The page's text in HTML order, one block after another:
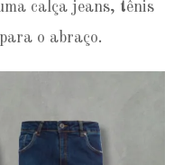
calça jeans, tênis
o abraço.